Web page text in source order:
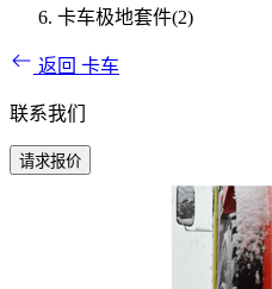
卡车极地套件(2)
返回 卡车
联系我们
请求报价